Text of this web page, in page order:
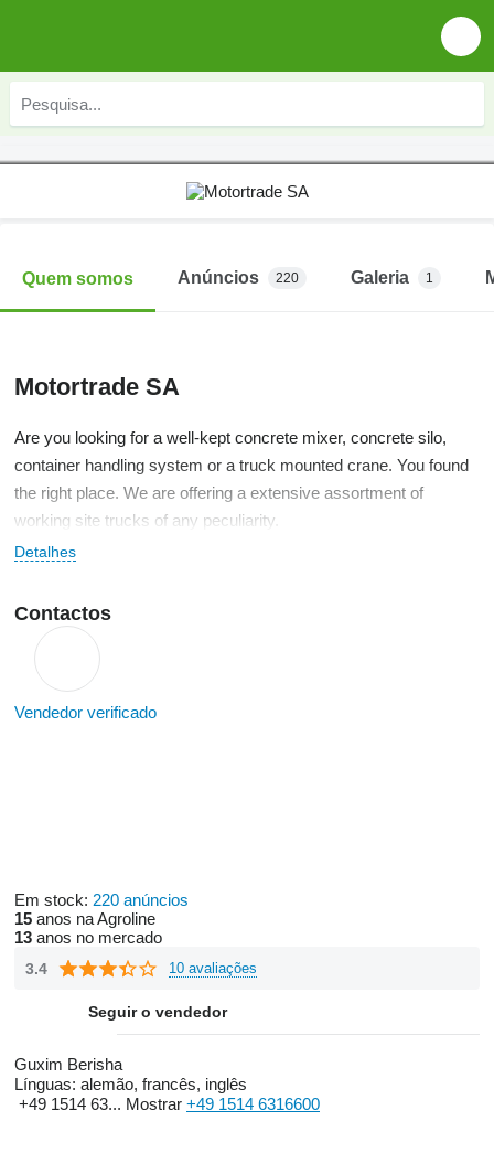
Quem somos Anúncios 220 Galeria 1
Motortrade SA
Are you looking for a well-kept concrete mixer, concrete silo,
container handling system or a truck mounted crane. You found
the right place. We are offering a extensive assortment of
working site trucks of any peculiarity.
Detalhes
Contactos
Vendedor verificado
Em stock: 220 anúncios
15 anos na Agroline
13 anos no mercado
3.4 10 avaliações
Seguir o vendedor
Guxim Berisha
Línguas: alemão, francês, inglês
+49 1514 63... Mostrar +49 1514 6316600